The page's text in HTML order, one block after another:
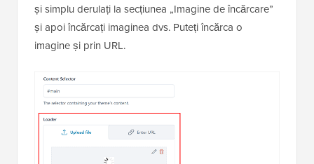
și simplu derulați la secțiunea „Imagine de încărcare”
și apoi încărcați imaginea dvs. Puteți încărca o
imagine și prin URL.